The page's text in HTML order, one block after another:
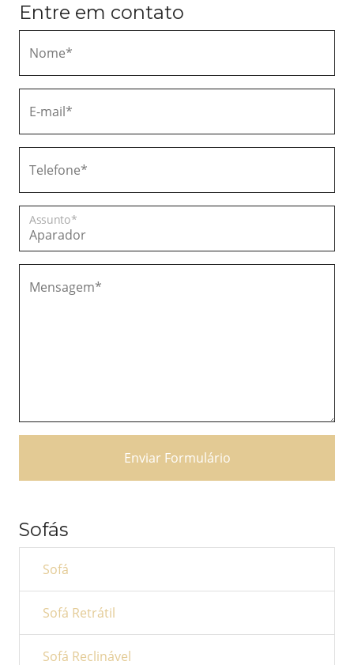
Entre em contato
Nome*
E-mail*
Telefone*
Assunto*
Mensagem*
Enviar Formulário
Sofás
Sofá
Sofá Retrátil
Sofá Reclinável